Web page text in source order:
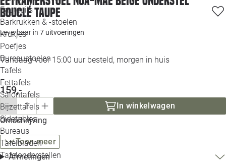
Fauteuils
Barkrukken & -stoelen
Krukjes
Poefjes
Bureaustoelen
Tafels
Eettafels
Salontafels
Bijzettafels
Sidetables
Bureaus
Tafelbladen
Tafelonderstellen
bouclé taupe
Leverbaar in 7 uitvoeringen
Vandaag voor 15:00 uur besteld, morgen in huis
159,-
In winkelwagen
Omschrijving
Toon meer
Afmetingen